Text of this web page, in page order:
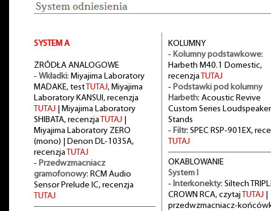
SYSTEM A
ŻRÓDŁA ANALOGOWE
- Wkładki: Miyajima Laboratory
MADAKE, test TUTAJ, Miyajima
Laboratory KANSUI, recenzja
TUTAJ | Miyajima Laboratory
SHIBATA, recenzja TUTAJ
Miyajima Laboratory ZERO
(mono) | Denon DL-103SA,
recenzja TUTAJ
- Przedwzmacniacz
gramofonowy: RCM Audio
Sensor Prelude IC, recenzja
TUTAJ
KOLUMNY
- Kolumny podstawkowe:
Harbeth M40.1 Domestic,
recenzja TUTAJ
- Podstawki pod kolumny
Harbeth: Acoustic Revive
Custom Series Loudspeaker
Stands
- Filtr: SPEC RSP-901EX,
TUTAJ
OKABLOWANIE
System I
- Interkonekty: Siltech
CROWN RCA, czytaj TUTAJ
przedwzmacniacz-